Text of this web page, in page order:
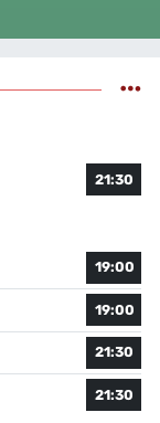
21:30
19:00
19:00
21:30
21:30